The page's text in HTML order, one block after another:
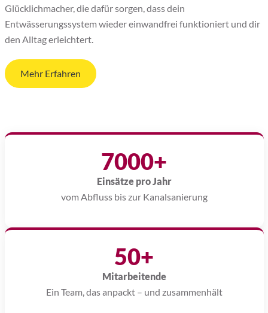
Glücklichmacher, die dafür sorgen, dass dein
Entwässerungssystem wieder einwandfrei funktioniert und dir
den Alltag erleichtert.
Mehr Erfahren
7000+
Einsätze pro Jahr
vom Abfluss bis zur Kanalsanierung
50+
Mitarbeitende
Ein Team, das anpackt – und zusammenhält